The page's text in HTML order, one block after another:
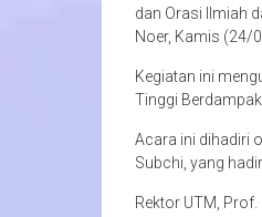
dan Orasi Ilmiah
Noer, Kamis (24/
Kegiatan ini
Tinggi
Acara ini dihadiri
Subchi, yang
Rektor UTM,